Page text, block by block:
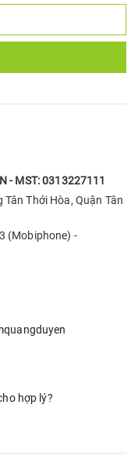
- MST: 0313227111
Thới Hòa, Quận Tân
(Mobiphone) -
hợp lý?